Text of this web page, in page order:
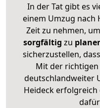
In der Tat gibt es
einem Umzug nach
Zeit zu nehmen,
sorgfältig zu
sicherzustellen,
Mit der
deutschlandweiter
Heideck